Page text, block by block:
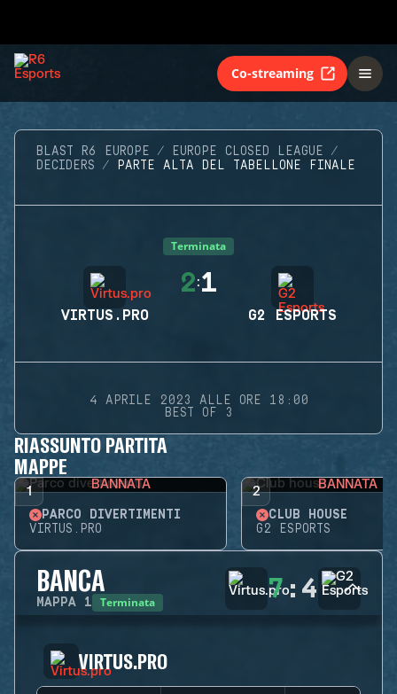
Co-streaming
BLAST R6 EUROPE
EUROPE CLOSED LEAGUE
DECIDERS
PARTE ALTA DEL TABELLONE FINALE
Terminata
VIRTUS.PRO
2:1
G2 ESPORTS
4 APRILE 2023 ALLE ORE 18:00
BEST OF 3
RIASSUNTO PARTITA
MAPPE
1 BANNATA
PARCO DIVERTIMENTI
VIRTUS.PRO
2 BANNATA
CLUB HOUSE
G2 ESPORTS
BANCA
MAPPA 1 Terminata 7: 4
VIRTUS.PRO